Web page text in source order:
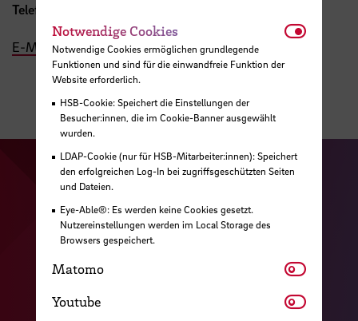
Telefon:
E-Mail
Zu unserer Instagram Seite
Zu unserer Facebook
Zu unserer
Zu
Zu unserer
Notwendige Cookies
Notwendige Cookies ermöglichen grundlegende
Funktionen und sind für die einwandfreie Funktion der
Website erforderlich.
HSB-Cookie: Speichert die Einstellungen der
Besucher:innen, die im Cookie-Banner ausgewählt
wurden.
LDAP-Cookie (nur für HSB-Mitarbeiter:innen): Speichert
den erfolgreichen Log-In bei zugriffsgeschützten Seiten
und Dateien.
Eye-Able®: Es werden keine Cookies gesetzt.
Nutzereinstellungen werden im Local Storage des
Browsers gespeichert.
Matomo Matomo
Youtube Youtube